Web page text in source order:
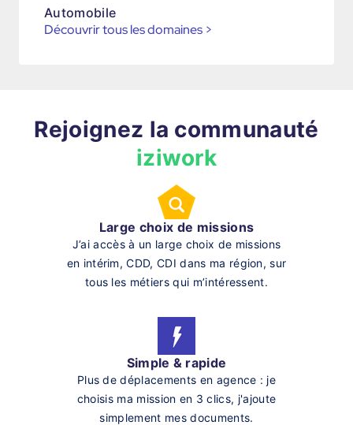
Automobile
Découvrir tous les domaines >
Rejoignez la communauté
iziwork
Large choix de missions
J’ai accès à un large choix de missions
en intérim, CDD, CDI dans ma région, sur
tous les métiers qui m’intéressent.
Simple & rapide
Plus de déplacements en agence : je
choisis ma mission en 3 clics, j'ajoute
simplement mes documents.